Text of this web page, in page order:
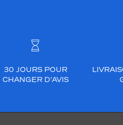
30 JOURS POUR
CHANGER D’AVIS